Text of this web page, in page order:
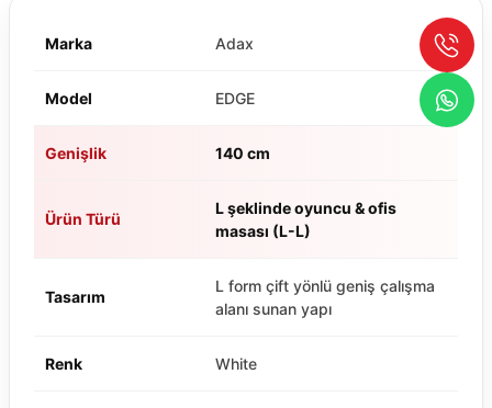
Marka Adax
Model EDGE
Genişlik 140 cm
Ürün Türü
L şeklinde oyuncu & ofis
masası (L-L)
Tasarım
L form çift yönlü geniş çalışma
alanı sunan yapı
Renk White